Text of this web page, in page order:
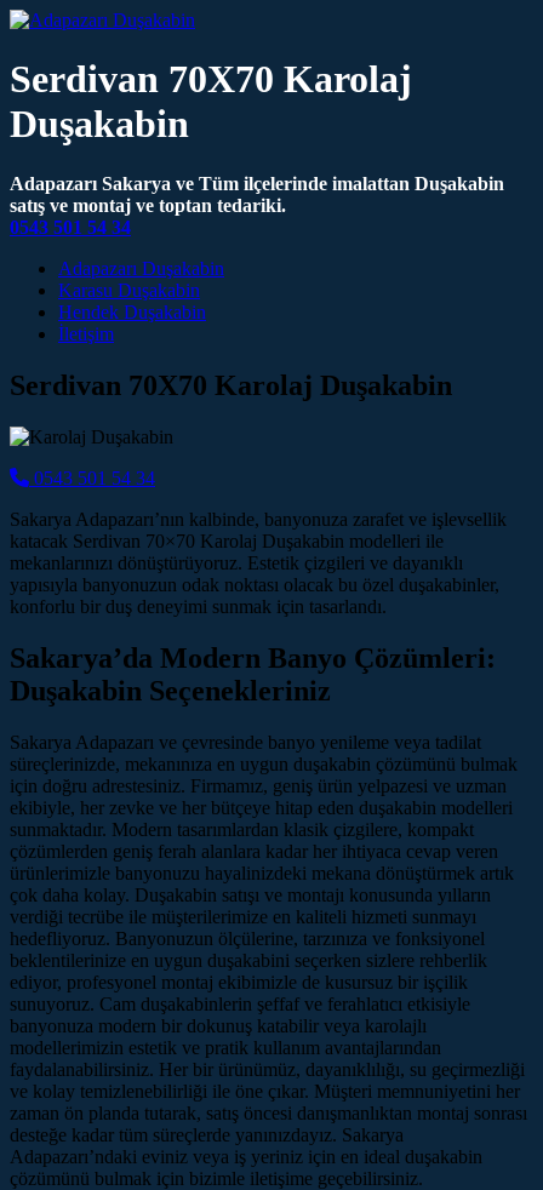
Serdivan 70X70 Karolaj
Duşakabin
Adapazarı Sakarya ve Tüm ilçelerinde imalattan Duşakabin
satış ve montaj ve toptan tedariki.
0543 501 54 34
Main Navigation
Adapazarı Duşakabin
Karasu Duşakabin
Hendek Duşakabin
İletişim
Serdivan 70X70 Karolaj Duşakabin
0543 501 54 34
Sakarya Adapazarı’nın kalbinde, banyonuza zarafet ve işlevsellik
katacak Serdivan 70×70 Karolaj Duşakabin modelleri ile
mekanlarınızı dönüştürüyoruz. Estetik çizgileri ve dayanıklı
yapısıyla banyonuzun odak noktası olacak bu özel duşakabinler,
konforlu bir duş deneyimi sunmak için tasarlandı.
Sakarya’da Modern Banyo Çözümleri:
Duşakabin Seçenekleriniz
Sakarya Adapazarı ve çevresinde banyo yenileme veya tadilat
süreçlerinizde, mekanınıza en uygun duşakabin çözümünü bulmak
için doğru adrestesiniz. Firmamız, geniş ürün yelpazesi ve uzman
ekibiyle, her zevke ve her bütçeye hitap eden duşakabin modelleri
sunmaktadır. Modern tasarımlardan klasik çizgilere, kompakt
çözümlerden geniş ferah alanlara kadar her ihtiyaca cevap veren
ürünlerimizle banyonuzu hayalinizdeki mekana dönüştürmek artık
çok daha kolay. Duşakabin satışı ve montajı konusunda yılların
verdiği tecrübe ile müşterilerimize en kaliteli hizmeti sunmayı
hedefliyoruz. Banyonuzun ölçülerine, tarzınıza ve fonksiyonel
beklentilerinize en uygun duşakabini seçerken sizlere rehberlik
ediyor, profesyonel montaj ekibimizle de kusursuz bir işçilik
sunuyoruz. Cam duşakabinlerin şeffaf ve ferahlatıcı etkisiyle
banyonuza modern bir dokunuş katabilir veya karolajlı
modellerimizin estetik ve pratik kullanım avantajlarından
faydalanabilirsiniz. Her bir ürünümüz, dayanıklılığı, su geçirmezliği
ve kolay temizlenebilirliği ile öne çıkar. Müşteri memnuniyetini her
zaman ön planda tutarak, satış öncesi danışmanlıktan montaj sonrası
desteğe kadar tüm süreçlerde yanınızdayız. Sakarya
Adapazarı’ndaki eviniz veya iş yeriniz için en ideal duşakabin
çözümünü bulmak için bizimle iletişime geçebilirsiniz.